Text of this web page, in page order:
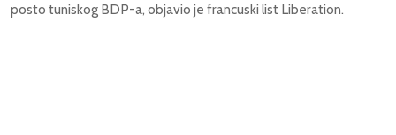
posto tuniskog BDP-a, objavio je francuski list Liberation.